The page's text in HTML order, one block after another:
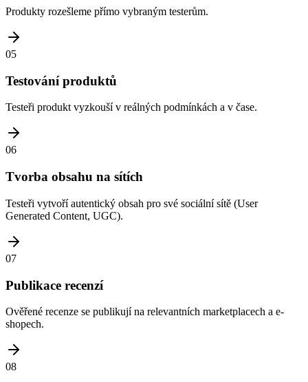
Produkty rozešleme přímo vybraným testerům.
05
Testování produktů
Testeři produkt vyzkouší v reálných podmínkách a v čase.
06
Tvorba obsahu na sítích
Testeři vytvoří autentický obsah pro své sociální sítě (User
Generated Content, UGC).
07
Publikace recenzí
Ověřené recenze se publikují na relevantních marketplacech a e-
shopech.
08